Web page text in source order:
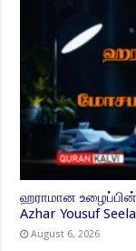
ஹராமான
Azhar Yousuf
August 6, 2026